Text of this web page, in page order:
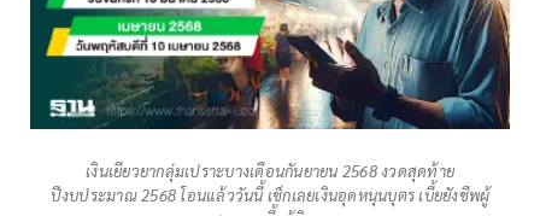
เงินเยียวยากลุ่มเปราะบางเดือนกันยายน 2568 งวดสุดท้าย
ปีงบประมาณ 2568 โอนแล้ววันนี้ เช็กเลยเงินอุดหนุนบุตร เบี้ยยังชีพผู้